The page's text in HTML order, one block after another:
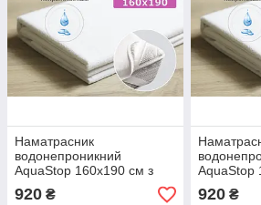
Наматрасник
водонепроникний
AquaStop 160x190 см з
гумкою по 4-х кутах
920 ₴
AquaStop
гумкою по
920₴